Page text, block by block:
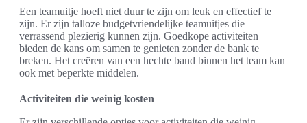
Een teamuitje hoeft niet duur te zijn om leuk en effectief te
zijn. Er zijn talloze budgetvriendelijke teamuitjes die
verrassend plezierig kunnen zijn. Goedkope activiteiten
bieden de kans om samen te genieten zonder de bank te
breken. Het creëren van een hechte band binnen het team kan
ook met beperkte middelen.
Activiteiten die weinig kosten